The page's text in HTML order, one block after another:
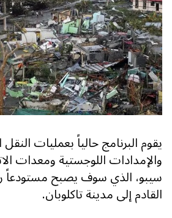
يقوم البرنامج حالياً بعمليات
والإمدادات اللوجستية ومعدات
سيبو، الذي سوف يصبح مستودعاً
القادم إلى مدينة تاكلوبان.